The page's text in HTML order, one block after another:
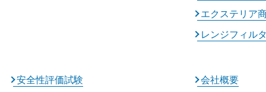
エクステリア
レンジフィル
安全性評価試験 会社概要